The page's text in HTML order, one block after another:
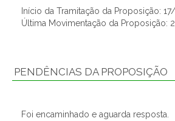
Início da Tramitação da Proposição:
Última Movimentação da Proposição:
PENDÊNCIAS DA PROPOSIÇÃO
Foi encaminhado e aguarda resposta.